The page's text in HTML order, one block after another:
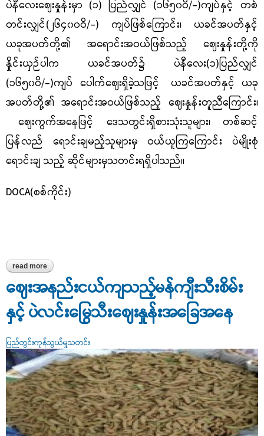
ပဲနီလေးဈေးနှုန်းမှာ (၁) ပြည်လျှင် (၁၆၅၀ဝိ/-)ကျပ်နှင့် တစ်
တင်းလျှင်(၂၆၄၀၀ဝိ/-) ကျပ်ဖြစ်ကြောင်း၊ ယခင်အပတ်နှင့်
ယခုအပတ်တို့၏ အရောင်းအဝယ်ဖြစ်သည့် ဈေးနှုန်းတို့ကို
နှိုင်းယှဉ်ပါက ယခင်အပတ်၌ ပဲနီလေး(၁)ပြည်လျှင်
(၁၆၅၀ဝိ/-)ကျပ် ပေါက်ဈေးရှိခဲ့သဖြင့်
ယခင်အပတ်နှင့် ယခု
အပတ်တို့၏ အရောင်းအဝယ်ဖြစ်သည့် ဈေးနှုန်းတူညီကြောင်း၊
ဈေးကွက်အနေဖြင့် ဒေသတွင်းရှိစားသုံးသူများ၊ တစ်ဆင့်
ပြန်လည် ရောင်းချမည့်သူများမှ ဝယ်ယူကြကြောင်း ပဲမျိုးစုံ
ရောင်းချ သည့် ဆိုင်များမှသတင်းရရှိပါသည်။
DOCA(စစ်ကိုင်း)
read more about ရွှေဘိုဈေးကွက်တွင် အရောင်းအဝယ်ဖြစ်လျက်ရှိသည့် ပဲနီလေး
ဈေးနှုန်း
ဈေးအနည်းငယ်ကျသည့်မန်ကျီးသီးစိမ်း
နှင့် ပဲလင်းမြွေသီးဈေးနှုန်းအခြေအနေ
ပြည်တွင်းကုန်သွယ်မှုသတင်း